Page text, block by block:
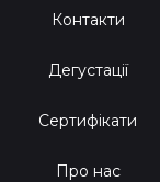
Контакти
Дегустації
Сертифікати
Про нас